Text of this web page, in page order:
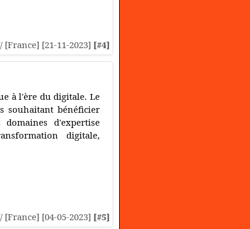
[France] [21-11-2023] [#4]
à l'ère du digitale. Le
souhaitant bénéficier
d'expertise
digitale,
[France] [04-05-2023] [#5]